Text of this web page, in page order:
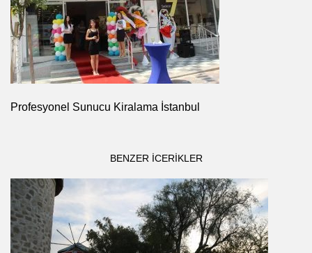
Profesyonel Sunucu Kiralama İstanbul
BENZER ICERIKLER